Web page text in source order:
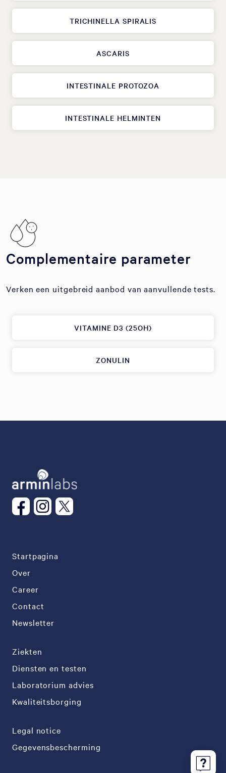
TRICHINELLA SPIRALIS
ASCARIS
INTESTINALE PROTOZOA
INTESTINALE HELMINTEN
Complementaire parameter
Verken een uitgebreid aanbod van aanvullende tests.
VITAMINE D3 (25OH)
ZONULIN
Startpagina
Over
Career
Contact
Newsletter
Ziekten
Diensten en testen
Laboratorium advies
Kwaliteitsborging
Legal notice
Gegevensbescherming